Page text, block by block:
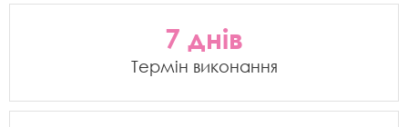
7 днів
Термін виконання